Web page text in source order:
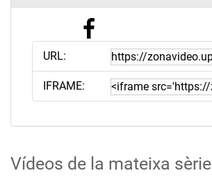
URL:
IFRAME:
Vídeos de la mateixa sèrie